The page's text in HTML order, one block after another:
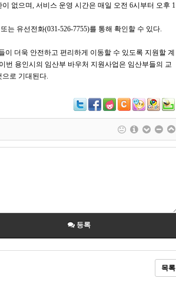
없으며, 서비스 운영 시간은 매일 오전 6시부터 오후 1
또는 유선전화(031-526-7755)를 통해 확인할 수 있다.
더욱 안전하고 편리하게 이동할 수 있도록 지원할 계
번 용인시의 임산부 바우처 지원사업은 임산부들의 교
로 기대된다.
등록
목록